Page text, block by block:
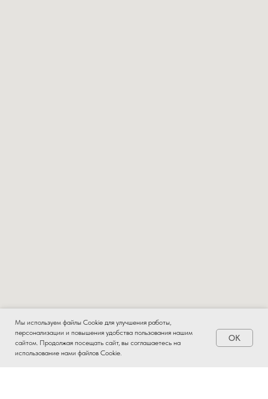
Мы используем файлы Cookie для улучшения работы,
персонализации и повышения удобства пользования нашим
сайтом. Продолжая посещать сайт, вы соглашаетесь на
использование нами файлов Cookie.
OK